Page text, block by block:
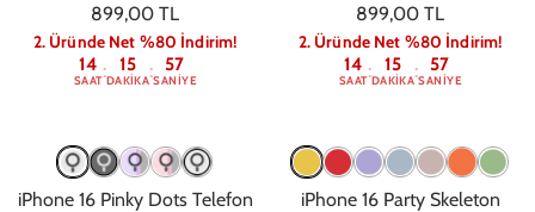
899,00 TL
2. Üründe Net %80 İndirim!
14
SAAT: 15
DAKIKA: 56
SANIYE
899,00 TL
2. Üründe Net %80 İndirim!
14
SAAT: 15
DAKIKA: 56
SANIYE
iPhone 16 Pinky Dots Telefon
iPhone 16 Party Skeleton